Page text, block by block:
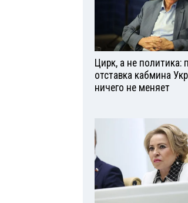
Цирк, а не политика:
отставка кабмина
ничего не меняет